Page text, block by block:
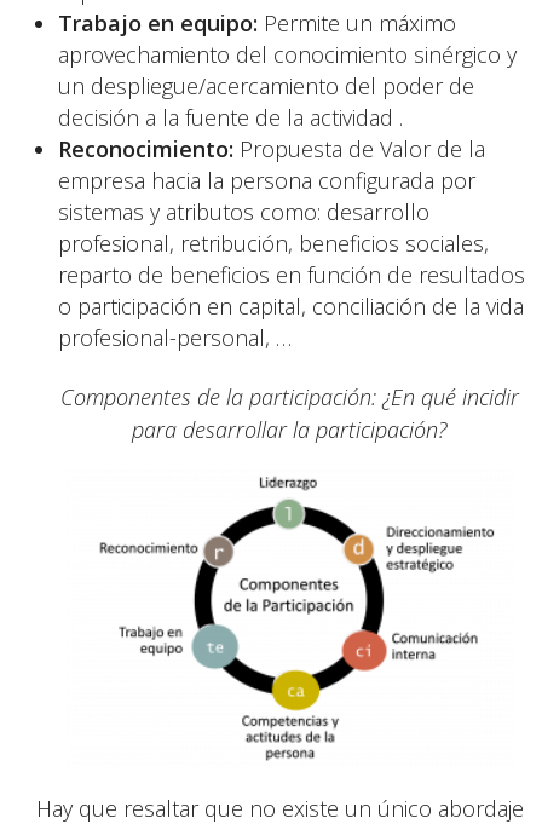
Trabajo en equipo: Permite un máximo
aprovechamiento del conocimiento sinérgico y
un despliegue/acercamiento del poder de
decisión a la fuente de la actividad .
Reconocimiento: Propuesta de Valor de la
empresa hacia la persona configurada por
sistemas y atributos como: desarrollo
profesional, retribución, beneficios sociales,
reparto de beneficios en función de resultados
o participación en capital, conciliación de la vida
profesional-personal, …
Componentes de la participación: ¿En qué incidir
para desarrollar la participación?
Hay que resaltar que no existe un único abordaje